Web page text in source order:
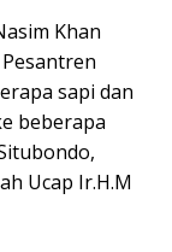
Khan
sapi dan
beberapa
Ucap Ir.H.M